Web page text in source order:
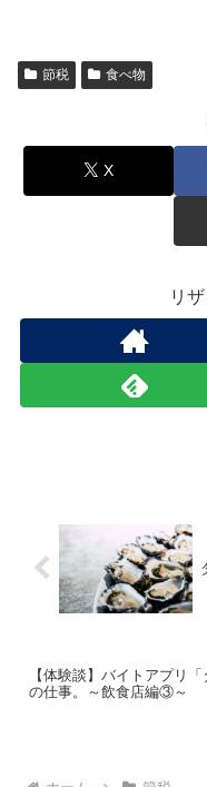
節税 食べ物
X
リ
【体験談】バイトアプリ
の仕事。～飲食店編③～